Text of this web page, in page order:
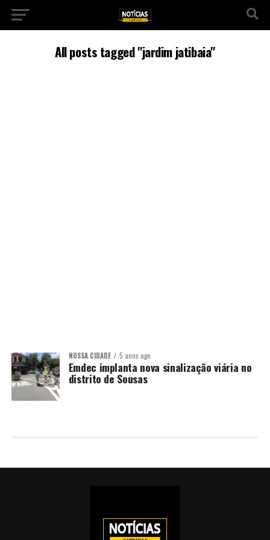
All posts tagged "jardim jatibaia"
NOSSA CIDADE 5 anos ago
Emdec implanta nova sinalização viária no
distrito de Sousas